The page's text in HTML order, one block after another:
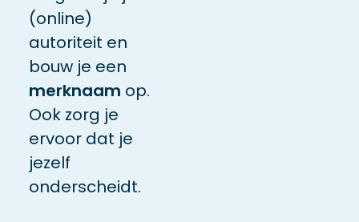
(online)
autoriteit en
bouw je een
merknaam op.
Ook zorg je
ervoor dat je
jezelf
onderscheidt.